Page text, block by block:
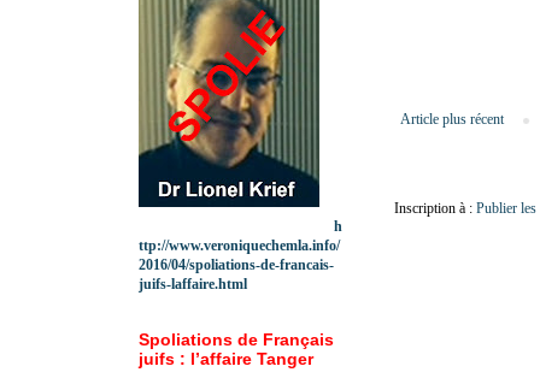
Article plus récent
Inscription à : Publier
h
ttp://www.veroniquechemla.info/
2016/04/spoliations-de-francais-
juifs-laffaire.html
Spoliations de Français
juifs : l’affaire Tanger